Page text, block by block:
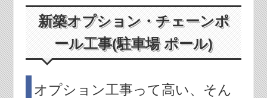
新築オプション・チェーンポ
ール工事(駐車場 ポール)
オプション工事って高い、そん